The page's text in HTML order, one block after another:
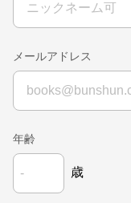
メールアドレス
年齢
歳